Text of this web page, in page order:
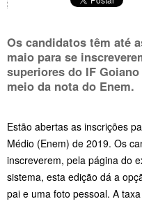
Os candidatos têm até
maio para se
superiores do IF
meio da nota do Enem.
Estão abertas as inscrições
Médio (Enem) de 2019. Os
inscreverem, pela página do
sistema, esta edição dá a
pai e uma foto pessoal. A